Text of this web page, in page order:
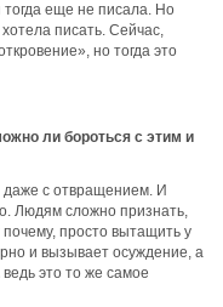
еще не писала. Но
писать. Сейчас,
но тогда это
ли бороться с этим и
даже с отвращением. И
Людям сложно признать,
просто вытащить у
и вызывает осуждение, а
это то же самое